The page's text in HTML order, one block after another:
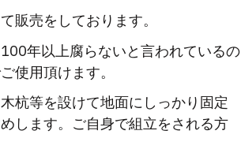
販売をしております。
年以上腐らないと言われているの
使用頂けます。
杭等を設けて地面にしっかり固定
します。ご自身で組立をされる方